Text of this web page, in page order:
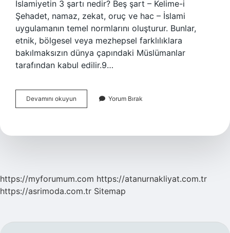
İslamiyetin 3 şartı nedir? Beş şart – Kelime-i
Şehadet, namaz, zekat, oruç ve hac – İslami
uygulamanın temel normlarını oluşturur. Bunlar,
etnik, bölgesel veya mezhepsel farklılıklara
bakılmaksızın dünya çapındaki Müslümanlar
tarafından kabul edilir.9…
Devamını okuyun
Şartlari
Yorum Bırak
https://myforumum.com https://atanurnakliyat.com.tr
https://asrimoda.com.tr Sitemap